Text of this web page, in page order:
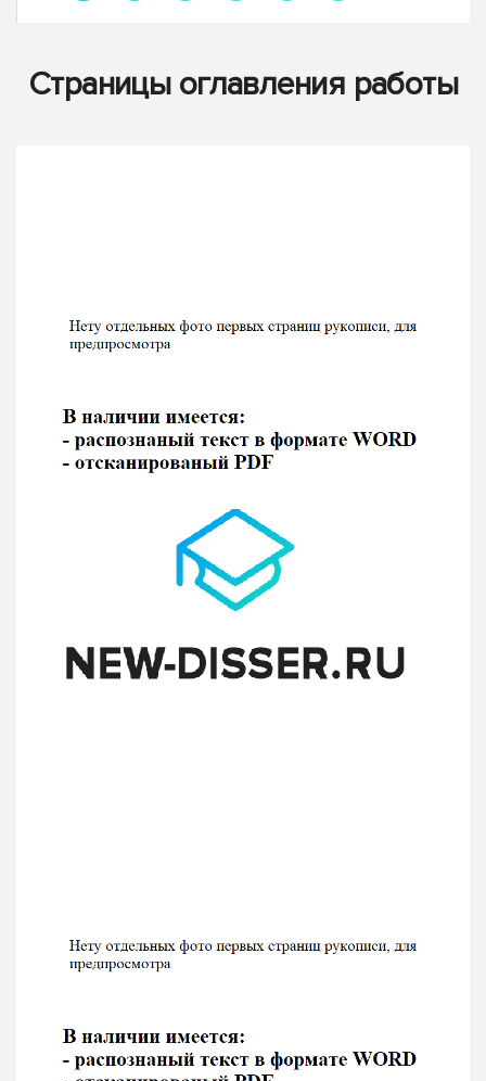
Страницы оглавления работы